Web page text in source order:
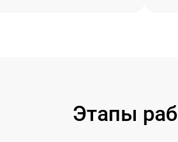
Этапы